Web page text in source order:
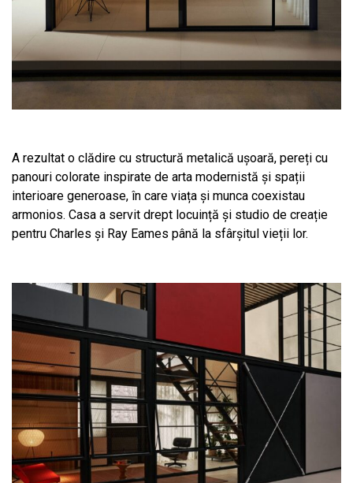
A rezultat o clădire cu structură metalică ușoară, pereți cu
panouri colorate inspirate de arta modernistă și spații
interioare generoase, în care viața și munca coexistau
armonios. Casa a servit drept locuință și studio de creație
pentru Charles și Ray Eames până la sfârșitul vieții lor.